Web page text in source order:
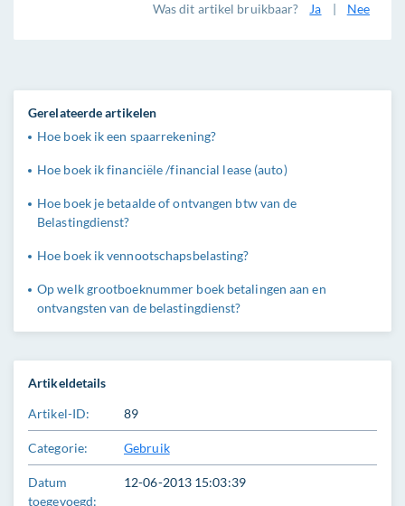
Was dit artikel bruikbaar? Ja | Nee
Artikeldetails
Artikel-ID: 89
Categorie: Gebruik
Datum
toegevoegd:
12-06-2013 15:03:39
Gerelateerde artikelen
Hoe boek ik een spaarrekening?
Hoe boek ik financiële /financial lease (auto)
Hoe boek je betaalde of ontvangen btw van de
Belastingdienst?
Hoe boek ik vennootschapsbelasting?
Op welk grootboeknummer boek betalingen aan en
ontvangsten van de belastingdienst?